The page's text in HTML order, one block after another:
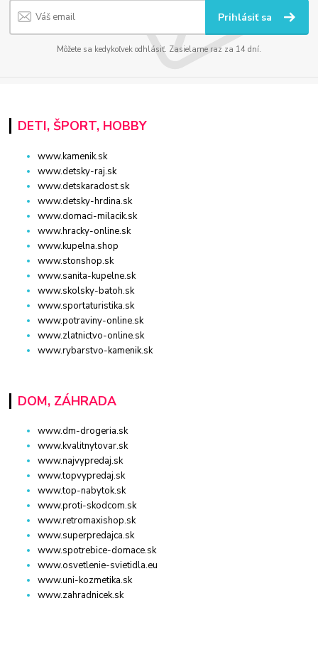
Prihlásiť sa
Môžete sa kedykoľvek odhlásiť. Zasielame raz za 14 dní.
DETI, ŠPORT, HOBBY
www.kamenik.sk
www.detsky-raj.sk
www.detskaradost.sk
www.detsky-hrdina.sk
www.domaci-milacik.sk
www.hracky-online.sk
www.kupelna.shop
www.stonshop.sk
www.sanita-kupelne.sk
www.skolsky-batoh.sk
www.sportaturistika.sk
www.potraviny-online.sk
www.zlatnictvo-online.sk
www.rybarstvo-kamenik.sk
DOM, ZÁHRADA
www.dm-drogeria.sk
www.kvalitnytovar.sk
www.najvypredaj.sk
www.topvypredaj.sk
www.top-nabytok.sk
www.proti-skodcom.sk
www.retromaxishop.sk
www.superpredajca.sk
www.spotrebice-domace.sk
www.osvetlenie-svietidla.eu
www.uni-kozmetika.sk
www.zahradnicek.sk